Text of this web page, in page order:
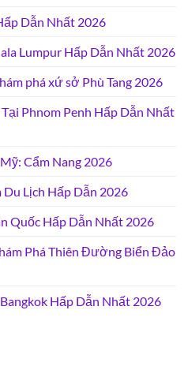
Dẫn Nhất 2026
Lumpur Hấp Dẫn Nhất 2026
phá xứ sở Phù Tang 2026
Phnom Penh Hấp Dẫn Nhất
Cẩm Nang 2026
Du Lịch Hấp Dẫn 2026
Quốc Hấp Dẫn Nhất 2026
Phá Thiên Đường Biển Đảo
Hấp Dẫn Nhất 2026